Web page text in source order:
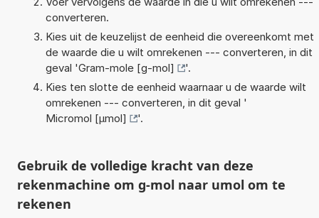
converteren.
Kies uit de keuzelijst de eenheid die overeenkomt met
de waarde die u wilt omrekenen --- converteren, in dit
geval 'Gram-mole [g-mol]
'.
Kies ten slotte de eenheid waarnaar u de waarde wilt
omrekenen --- converteren, in dit geval '
Micromol [µmol]
'.
Gebruik de volledige kracht van deze
rekenmachine om g-mol naar umol om te
rekenen